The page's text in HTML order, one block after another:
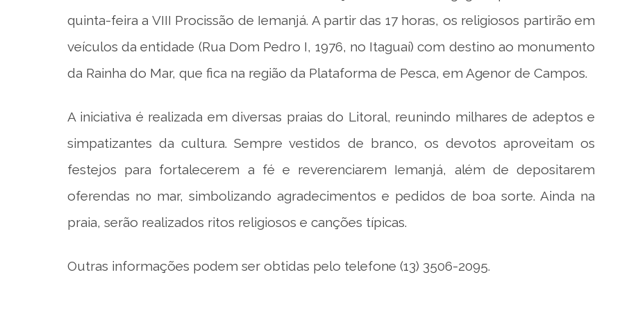
quinta-feira a VIII Procissão de Iemanjá. A partir das 17 horas, os religiosos partirão em
veículos da entidade (Rua Dom Pedro I, 1976, no Itaguaí) com destino ao monumento
da Rainha do Mar, que fica na região da Plataforma de Pesca, em Agenor de Campos.
A iniciativa é realizada em diversas praias do Litoral, reunindo milhares de adeptos e
simpatizantes da cultura. Sempre vestidos de branco, os devotos aproveitam os
festejos para fortalecerem a fé e reverenciarem Iemanjá, além de depositarem
oferendas no mar, simbolizando agradecimentos e pedidos de boa sorte. Ainda na
praia, serão realizados ritos religiosos e canções típicas.
Outras informações podem ser obtidas pelo telefone (13) 3506-2095.